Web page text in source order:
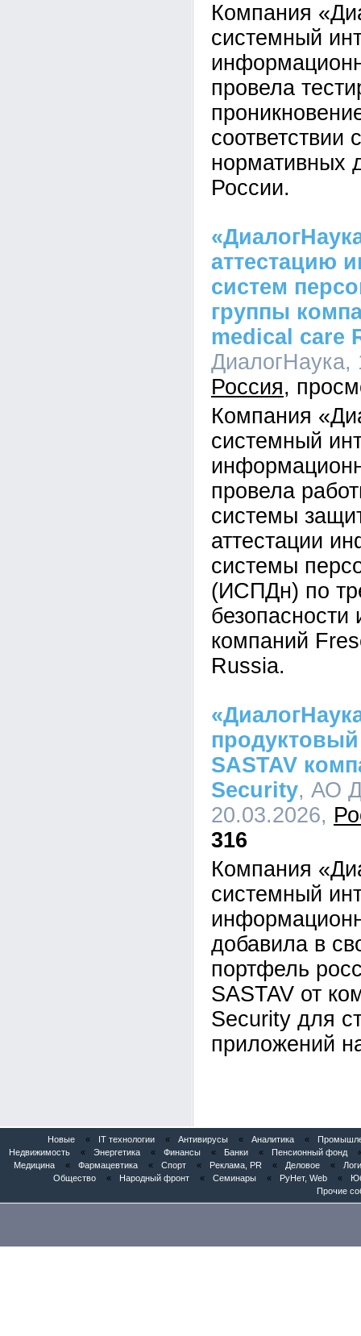
Компания
системный
провела
соответствии
нормативных
России.
аттестацию
систем
группы
medical care
ДиалогНаука,
Россия
Компания
системный
провела
системы
аттестации
системы
(ИСПДн) по
компаний
Russia.
SASTAV
Security, АО
20.03.2026,
316
Компания
системный
добавила в
портфель
SASTAV от
Security для
приложений
Новые « IT технологии « Антивирусы « Аналитика «
Недвижимость
« Энергетика « Финансы « Банки « Пенсионный фонд
Медицина
« Фармацевтика « Спорт « Реклама, PR « Деловое «
Общество
« Народный фронт « Семинары « РуНет, Web «
Прочие